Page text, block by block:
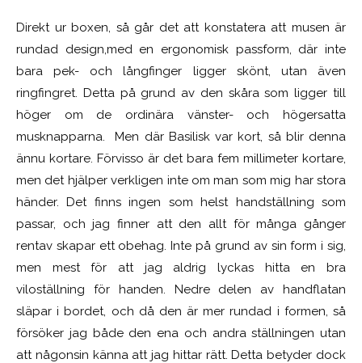
Direkt ur boxen, så går det att konstatera att musen är
rundad design,med en ergonomisk passform, där inte
bara pek- och långfinger ligger skönt, utan även
ringfingret. Detta på grund av den skåra som ligger till
höger om de ordinära vänster- och högersatta
musknapparna. Men där Basilisk var kort, så blir denna
ännu kortare. Förvisso är det bara fem millimeter kortare,
men det hjälper verkligen inte om man som mig har stora
händer. Det finns ingen som helst handställning som
passar, och jag finner att den allt för många gånger
rentav skapar ett obehag. Inte på grund av sin form i sig,
men mest för att jag aldrig lyckas hitta en bra
viloställning för handen. Nedre delen av handflatan
släpar i bordet, och då den är mer rundad i formen, så
försöker jag både den ena och andra ställningen utan
att någonsin känna att jag hittar rätt. Detta betyder dock